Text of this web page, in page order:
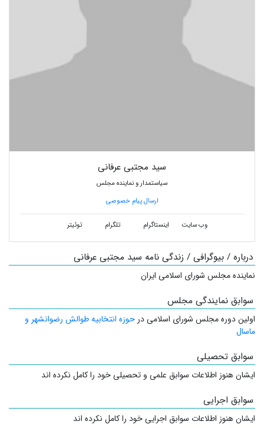
سید مجتبی عرفانی
سیاستمدار و نماینده مجلس
ارسال پیام خصوصی
وب سایت اینستاگرام تلگرام توئیتر
درباره / بیوگرافی / زندگی نامه سید مجتبی عرفانی
نماینده مجلس شورای اسلامی ایران
سوابق نمایندگی مجلس
اولین دوره مجلس شورای اسلامی در حوزه انتخابیه طوالش رضوانشهر و
ماسال
سوابق تحصیلی
ایشان هنوز اطلاعات سوابق علمی و تحصیلی خود را کامل نکرده اند
سوابق اجرایی
ایشان هنوز اطلاعات سوابق اجرایی خود را کامل نکرده اند